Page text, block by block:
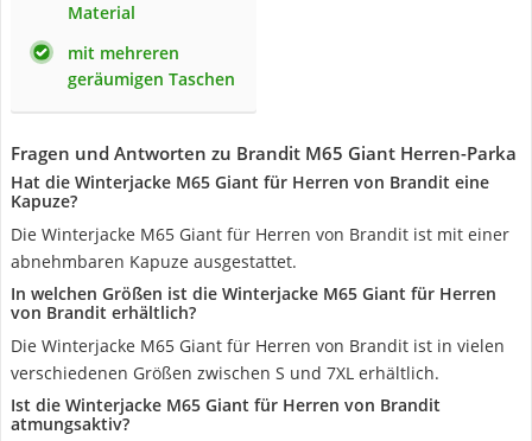
Material
mit mehreren
geräumigen Taschen
Fragen und Antworten zu Brandit M65 Giant Herren-Parka
Hat die Winterjacke M65 Giant für Herren von Brandit eine
Kapuze?
Die Winterjacke M65 Giant für Herren von Brandit ist mit einer
abnehmbaren Kapuze ausgestattet.
In welchen Größen ist die Winterjacke M65 Giant für Herren
von Brandit erhältlich?
Die Winterjacke M65 Giant für Herren von Brandit ist in vielen
verschiedenen Größen zwischen S und 7XL erhältlich.
Ist die Winterjacke M65 Giant für Herren von Brandit
atmungsaktiv?